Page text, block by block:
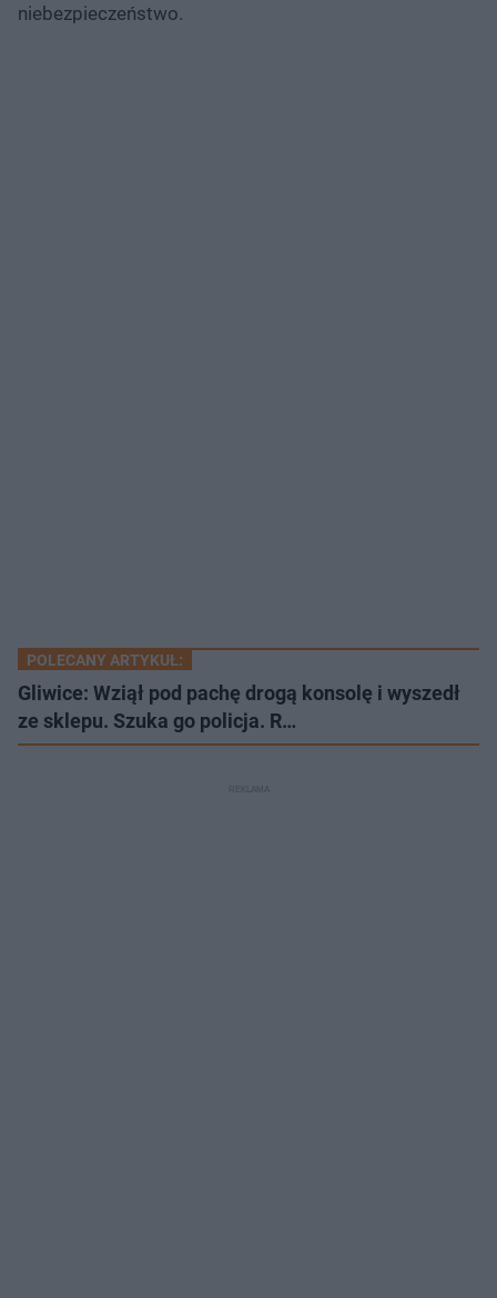
niebezpieczeństwo.
POLECANY ARTYKUŁ:
Gliwice: Wziął pod pachę drogą konsolę i wyszedł
ze sklepu. Szuka go policja. R…